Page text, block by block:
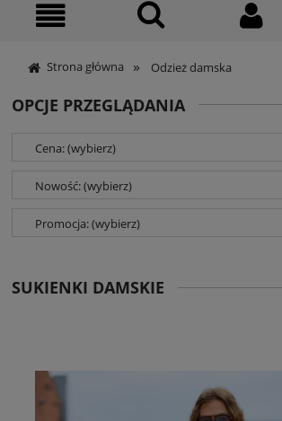
Strona główna » Odzież damska
OPCJE PRZEGLĄDANIA
Cena: (wybierz)
Nowość: (wybierz)
Promocja: (wybierz)
SUKIENKI DAMSKIE